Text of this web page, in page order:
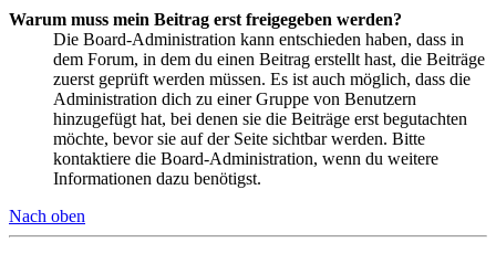
Warum muss mein Beitrag erst freigegeben werden?
Die Board-Administration kann entschieden haben, dass in
dem Forum, in dem du einen Beitrag erstellt hast, die Beiträge
zuerst geprüft werden müssen. Es ist auch möglich, dass die
Administration dich zu einer Gruppe von Benutzern
hinzugefügt hat, bei denen sie die Beiträge erst begutachten
möchte, bevor sie auf der Seite sichtbar werden. Bitte
kontaktiere die Board-Administration, wenn du weitere
Informationen dazu benötigst.
Nach oben